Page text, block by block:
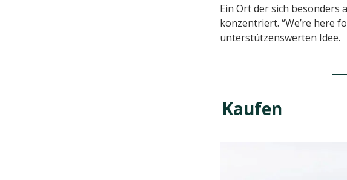
Ein Ort der sich besonders
konzentriert. “We’re here
unterstützenswerten Idee.
Kaufen